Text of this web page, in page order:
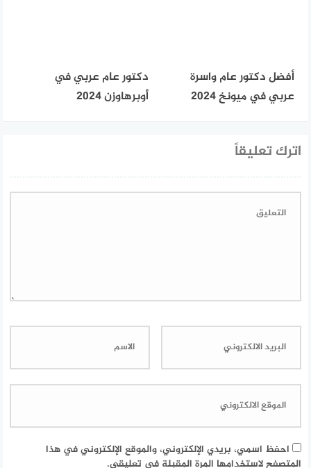
أفضل دكتور عام واسرة
عربي في ميونخ 2024
دكتور عام عربي في
أوبرهاوزن 2024
اترك تعليقاً
احفظ اسمي، بريدي الإلكتروني، والموقع الإلكتروني في هذا
المتصفح لاستخدامها المرة المقبلة في تعليقي.